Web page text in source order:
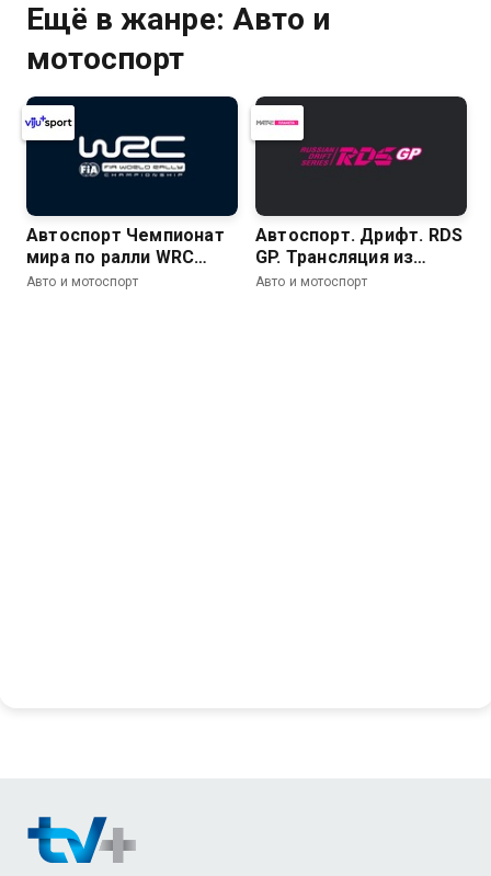
Ещё в жанре: Авто и
мотоспорт
Автоспорт Чемпионат
мира по ралли WRC
2026. 10 этап. Ралли
Авто и мотоспорт
Автоспорт. Дрифт. RDS
GP. Трансляция из
Красноярска
Авто и мотоспорт